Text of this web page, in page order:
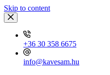
Skip to content
+36 30 358 6675
info@kavesam.hu